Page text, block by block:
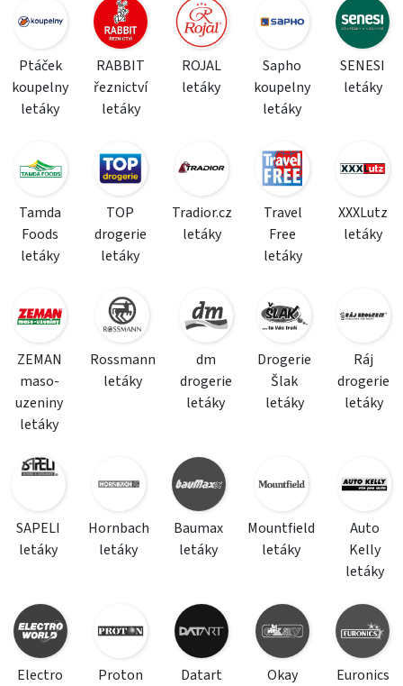
Ptáček
koupelny
letáky
RABBIT
řeznictví
letáky
ROJAL
letáky
Sapho
koupelny
letáky
SENESI
letáky
Tamda
Foods
letáky
TOP
drogerie
letáky
Tradior.cz
letáky
Travel
Free
letáky
XXXLutz
letáky
ZEMAN
maso-
uzeniny
letáky
Rossmann
letáky
dm
drogerie
letáky
Drogerie
Šlak
letáky
Ráj
drogerie
letáky
SAPELI
letáky
Hornbach
letáky
Baumax
letáky
Mountfield
letáky
Auto
Kelly
letáky
Electro
Proton
Datart
Okay
Euronics